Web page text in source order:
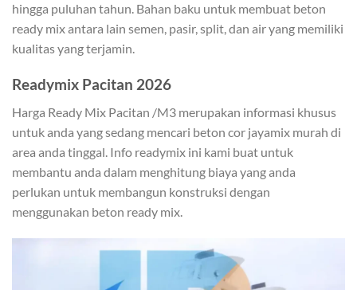
hingga puluhan tahun. Bahan baku untuk membuat beton
ready mix antara lain semen, pasir, split, dan air yang memiliki
kualitas yang terjamin.
Readymix Pacitan 2026
Harga Ready Mix Pacitan /M3 merupakan informasi khusus
untuk anda yang sedang mencari beton cor jayamix murah di
area anda tinggal. Info readymix ini kami buat untuk
membantu anda dalam menghitung biaya yang anda
perlukan untuk membangun konstruksi dengan
menggunakan beton ready mix.